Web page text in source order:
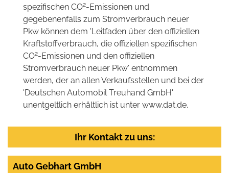
spezifischen CO2-Emissionen und
gegebenenfalls zum Stromverbrauch neuer
Pkw können dem 'Leitfaden über den offiziellen
Kraftstoffverbrauch, die offiziellen spezifischen
CO2-Emissionen und den offiziellen
Stromverbrauch neuer Pkw' entnommen
werden, der an allen Verkaufsstellen und bei der
'Deutschen Automobil Treuhand GmbH'
unentgeltlich erhältlich ist unter www.dat.de.
Ihr Kontakt zu uns:
Auto Gebhart GmbH